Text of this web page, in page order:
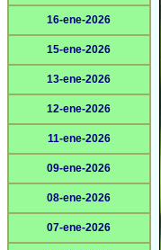
16-ene-2026
15-ene-2026
13-ene-2026
12-ene-2026
11-ene-2026
09-ene-2026
08-ene-2026
07-ene-2026